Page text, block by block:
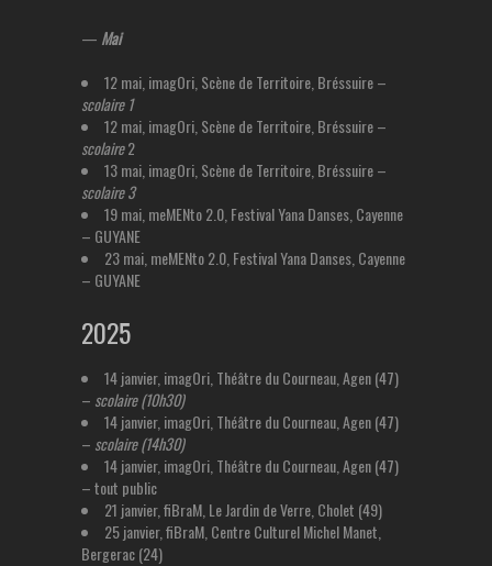
— Mai
12 mai, imagOri, Scène de Territoire, Bréssuire –
scolaire 1
12 mai, imagOri, Scène de Territoire, Bréssuire –
scolaire2
13 mai, imagOri, Scène de Territoire, Bréssuire –
scolaire 3
19 mai, meMENto 2.0, Festival Yana Danses, Cayenne
– GUYANE
23 mai, meMENto 2.0, Festival Yana Danses, Cayenne
– GUYANE
2025
14 janvier, imagOri, Théâtre du Courneau, Agen (47)
– scolaire (10h30)
14 janvier, imagOri, Théâtre du Courneau, Agen (47)
– scolaire (14h30)
14 janvier, imagOri, Théâtre du Courneau, Agen (47)
– tout public
21 janvier, fiBraM, Le Jardin de Verre, Cholet (49)
25 janvier, fiBraM, Centre Culturel Michel Manet,
Bergerac (24)